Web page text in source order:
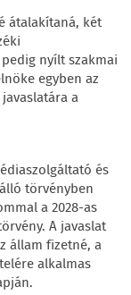
átalakítaná, két
nyílt szakmai
egyben az
a
és
törvényben
a 2028-as
A javaslat
állam fizetné, a
alkalmas